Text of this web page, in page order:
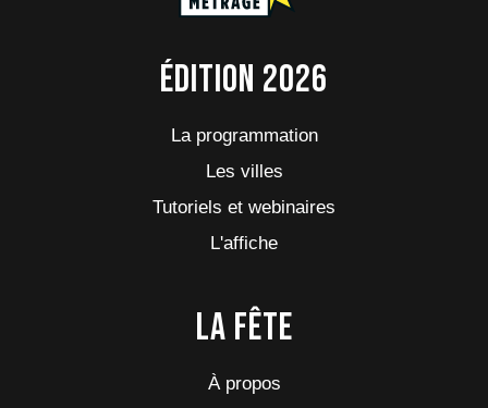
Édition 2026
La programmation
Les villes
Tutoriels et webinaires
L'affiche
La fête
À propos